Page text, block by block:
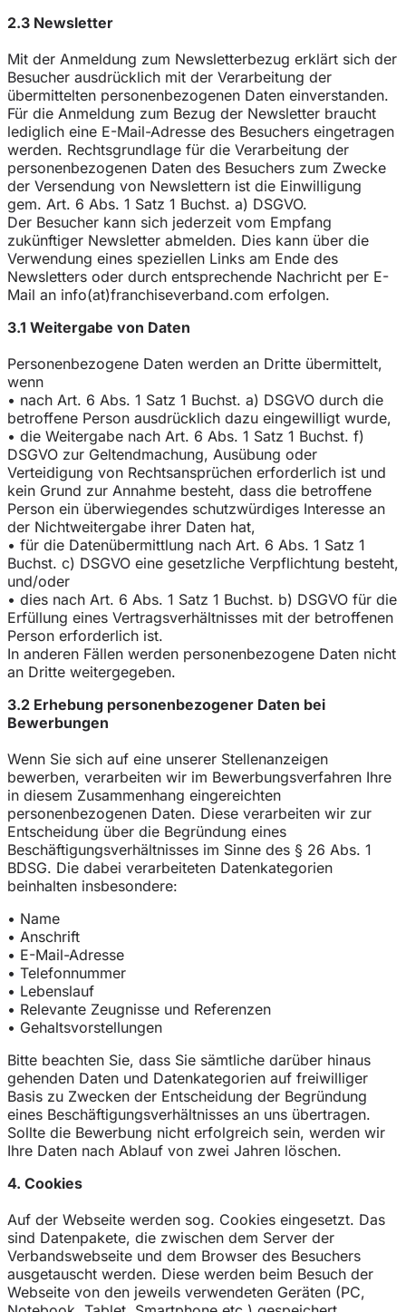
2.3 Newsletter
Mit der Anmeldung zum Newsletterbezug erklärt sich der
Besucher ausdrücklich mit der Verarbeitung der
übermittelten personenbezogenen Daten einverstanden.
Für die Anmeldung zum Bezug der Newsletter braucht
lediglich eine E-Mail-Adresse des Besuchers eingetragen
werden. Rechtsgrundlage für die Verarbeitung der
personenbezogenen Daten des Besuchers zum Zwecke
der Versendung von Newslettern ist die Einwilligung
gem. Art. 6 Abs. 1 Satz 1 Buchst. a) DSGVO.
Der Besucher kann sich jederzeit vom Empfang
zukünftiger Newsletter abmelden. Dies kann über die
Verwendung eines speziellen Links am Ende des
Newsletters oder durch entsprechende Nachricht per E-
Mail an info(at)franchiseverband.com erfolgen.
3.1 Weitergabe von Daten
Personenbezogene Daten werden an Dritte übermittelt,
wenn
• nach Art. 6 Abs. 1 Satz 1 Buchst. a) DSGVO durch die
betroffene Person ausdrücklich dazu eingewilligt wurde,
• die Weitergabe nach Art. 6 Abs. 1 Satz 1 Buchst. f)
DSGVO zur Geltendmachung, Ausübung oder
Verteidigung von Rechtsansprüchen erforderlich ist und
kein Grund zur Annahme besteht, dass die betroffene
Person ein überwiegendes schutzwürdiges Interesse an
der Nichtweitergabe ihrer Daten hat,
• für die Datenübermittlung nach Art. 6 Abs. 1 Satz 1
Buchst. c) DSGVO eine gesetzliche Verpflichtung besteht,
und/oder
• dies nach Art. 6 Abs. 1 Satz 1 Buchst. b) DSGVO für die
Erfüllung eines Vertragsverhältnisses mit der betroffenen
Person erforderlich ist.
In anderen Fällen werden personenbezogene Daten nicht
an Dritte weitergegeben.
3.2 Erhebung personenbezogener Daten bei
Bewerbungen
Wenn Sie sich auf eine unserer Stellenanzeigen
bewerben, verarbeiten wir im Bewerbungsverfahren Ihre
in diesem Zusammenhang eingereichten
personenbezogenen Daten. Diese verarbeiten wir zur
Entscheidung über die Begründung eines
Beschäftigungsverhältnisses im Sinne des § 26 Abs. 1
BDSG. Die dabei verarbeiteten Datenkategorien
beinhalten insbesondere:
• Name
• Anschrift
• E-Mail-Adresse
• Telefonnummer
• Lebenslauf
• Relevante Zeugnisse und Referenzen
• Gehaltsvorstellungen
Bitte beachten Sie, dass Sie sämtliche darüber hinaus
gehenden Daten und Datenkategorien auf freiwilliger
Basis zu Zwecken der Entscheidung der Begründung
eines Beschäftigungsverhältnisses an uns übertragen.
Sollte die Bewerbung nicht erfolgreich sein, werden wir
Ihre Daten nach Ablauf von zwei Jahren löschen.
4. Cookies
Auf der Webseite werden sog. Cookies eingesetzt. Das
sind Datenpakete, die zwischen dem Server der
Verbandswebseite und dem Browser des Besuchers
ausgetauscht werden. Diese werden beim Besuch der
Webseite von den jeweils verwendeten Geräten (PC,